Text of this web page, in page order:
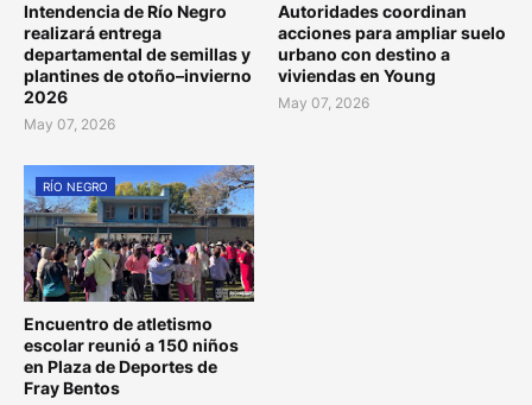
Intendencia de Río Negro
realizará entrega
departamental de semillas y
plantines de otoño–invierno
2026
May 07, 2026
Autoridades coordinan
acciones para ampliar suelo
urbano con destino a
viviendas en Young
May 07, 2026
RÍO NEGRO
Encuentro de atletismo
escolar reunió a 150 niños
en Plaza de Deportes de
Fray Bentos